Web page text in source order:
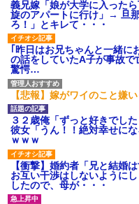
義兄嫁「娘が大学に入った
旋のアパートに行け」→ 旦
ろ！」とキレて・・・
｢昨日はお兄ちゃんと一緒に
の話をしていたA子が事故
驚愕…
【悲報】嫁がワイのこと嫌
３２歳俺「ずっと好きでし
彼女「うん！！絶対幸せ
ｗｗｗ
【衝撃】婚約者「兄と結婚
お互い干渉はしないように
したので、母が・・・